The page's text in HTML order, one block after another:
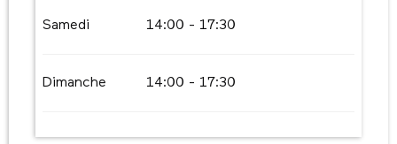
Samedi 14:00 - 17:30
Dimanche 14:00 - 17:30